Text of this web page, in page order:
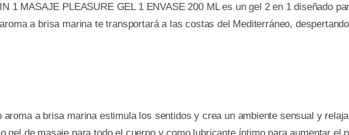
1 MASAJE PLEASURE GEL 1 ENVASE 200 ML es un gel 2 en 1 diseñado
a brisa marina te transportará a las costas del Mediterráneo,
aroma a brisa marina estimula los sentidos y crea un ambiente sensual y
gel de masaje para todo el cuerpo y como lubricante íntimo para aumentar el